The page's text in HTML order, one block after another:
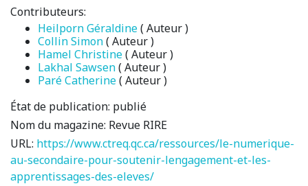
Contributeurs:
Heilporn Géraldine( Auteur )
Collin Simon( Auteur )
Hamel Christine( Auteur )
Lakhal Sawsen( Auteur )
Paré Catherine( Auteur )
État de publication: publié
Nom du magazine: Revue RIRE
URL: https://www.ctreq.qc.ca/ressources/le-numerique-
au-secondaire-pour-soutenir-lengagement-et-les-
apprentissages-des-eleves/